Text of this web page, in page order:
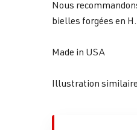
Nous
bielles forgées en H.
Made in USA
Illustration